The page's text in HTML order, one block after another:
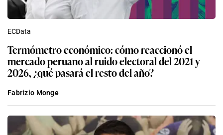
ECData
Termómetro económico: cómo reaccionó el
mercado peruano al ruido electoral del 2021 y
2026, ¿qué pasará el resto del año?
Fabrizio Monge